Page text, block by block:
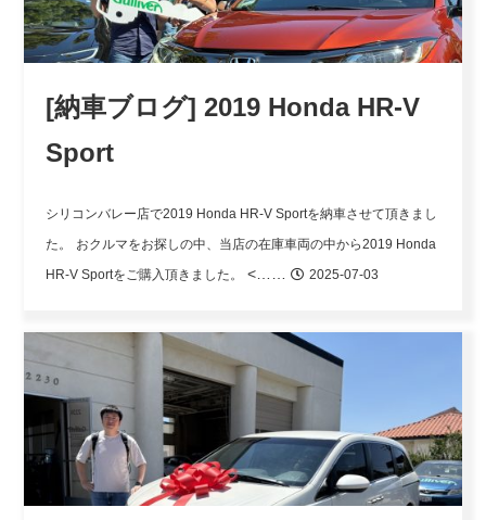
[納車ブログ] 2019 Honda HR-V
Sport
シリコンバレー店で2019 Honda HR-V Sportを納車させて頂きまし
た。
おクルマをお探しの中、当店の在庫車両の中から2019 Honda
HR-V Sportをご購入頂きました。
<…… 2025-07-03